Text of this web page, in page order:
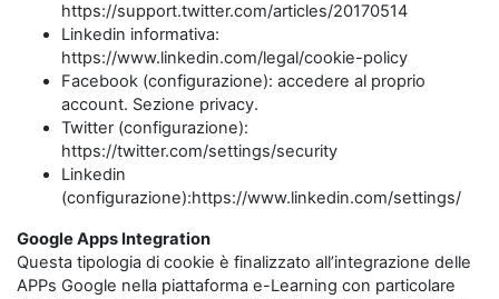
https://support.twitter.com/articles/20170514
Linkedin informativa:
https://www.linkedin.com/legal/cookie-policy
Facebook (configurazione): accedere al proprio
account. Sezione privacy.
Twitter (configurazione):
https://twitter.com/settings/security
Linkedin
(configurazione):https://www.linkedin.com/settings/
Google Apps Integration
Questa tipologia di cookie è finalizzato all’integrazione delle
APPs Google nella piattaforma e-Learning con particolare